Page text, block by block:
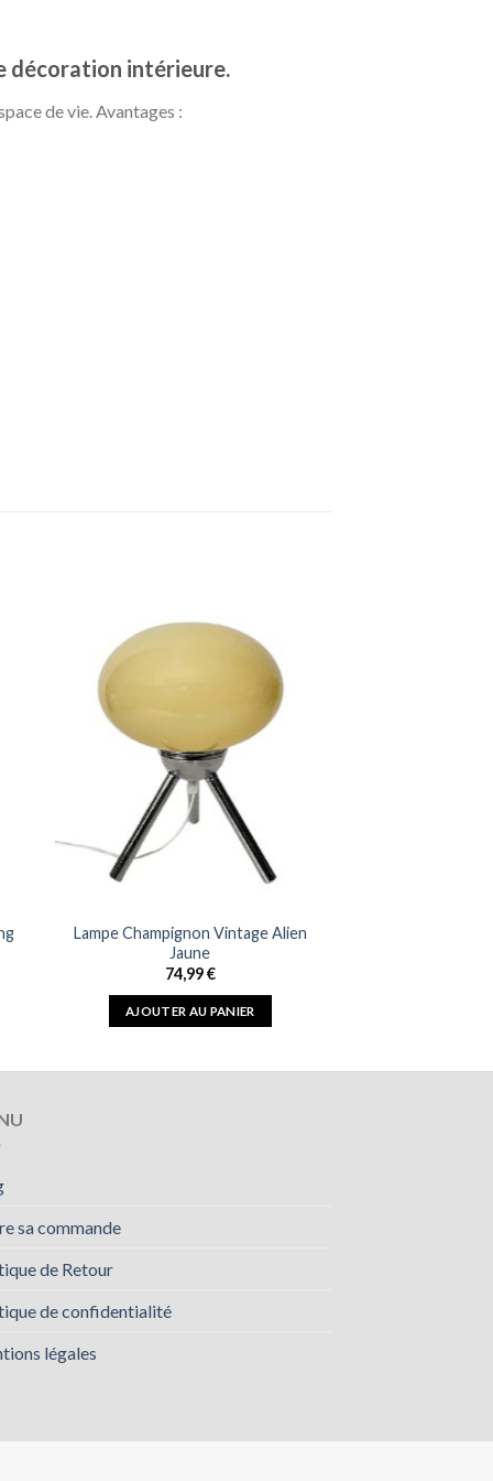
décoration intérieure.
de vie. Avantages :
Lampe Champignon Vintage Alien
Jaune
74,99€
AJOUTER AU PANIER
sa commande
de Retour
de confidentialité
légales